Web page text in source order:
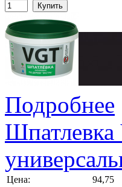
Купить
Подробнее
Цена:
94,75